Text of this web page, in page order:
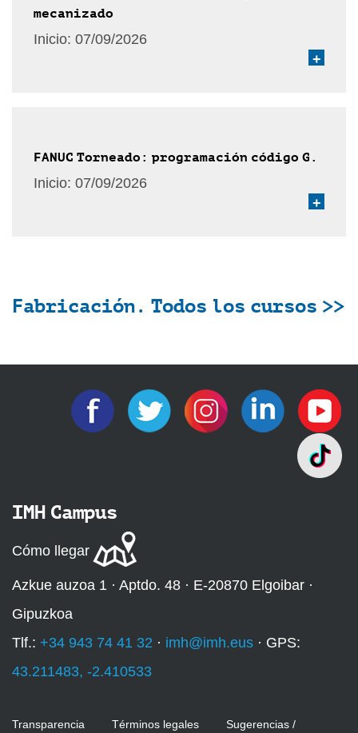
mecanizado
Inicio: 07/09/2026
+
FANUC Torneado: programación código G.
Inicio: 07/09/2026
+
Fabricación. Todos los cursos >>
IMH Campus
Cómo llegar
Azkue auzoa 1 · Aptdo. 48 · E-20870 Elgoibar ·
Gipuzkoa
Tlf.: +34 943 74 41 32 · imh@imh.eus · GPS:
43.211483, -2.410533
Transparencia Términos legales Sugerencias /